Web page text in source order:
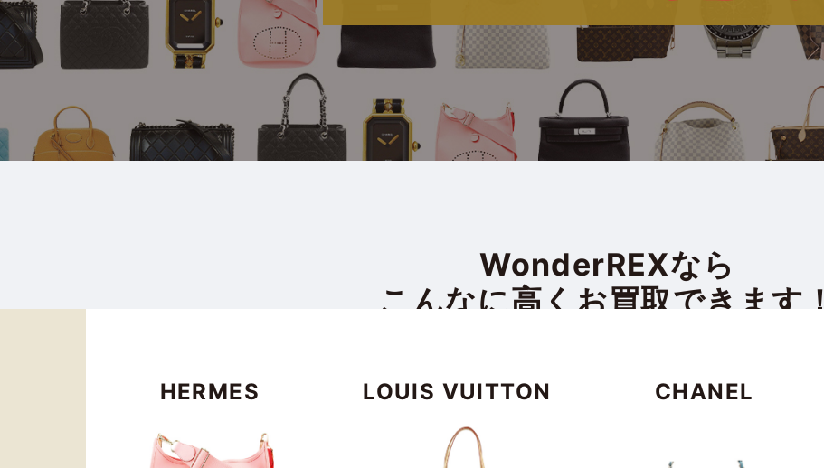
WonderREXなら
こんなに高く お買取できます！
HERMES LOUIS VUITTON CHANEL
WonderREX 4